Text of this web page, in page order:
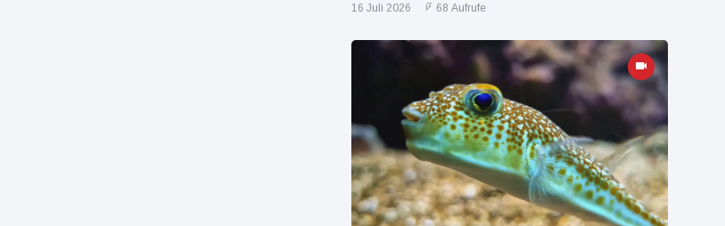
16 Juli 2026 68 Aufrufe